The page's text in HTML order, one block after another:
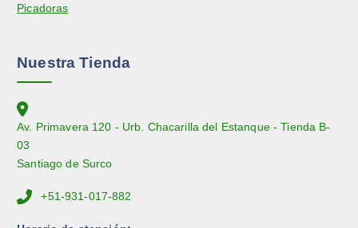
Picadoras
Nuestra Tienda
Av. Primavera 120 - Urb. Chacarilla del Estanque - Tienda B-
03
Santiago de Surco
+51-931-017-882